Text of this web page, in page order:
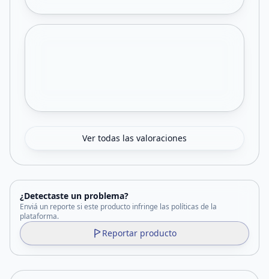
Ver todas las valoraciones
¿Detectaste un problema?
Enviá un reporte si este producto infringe las políticas de la
plataforma.
Reportar producto